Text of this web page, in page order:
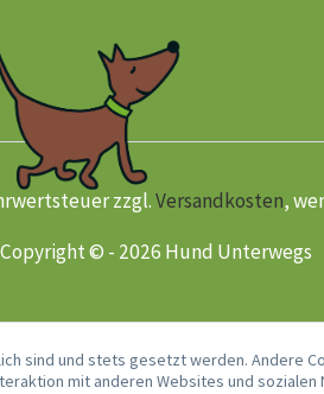
zzgl.Versandkosten,
Copyright © - 2026 Hund Unterwegs
sind und stets gesetzt werden. Andere
mit anderen Websites und sozialen